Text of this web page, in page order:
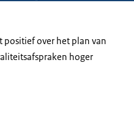
positief over het plan van
hoger